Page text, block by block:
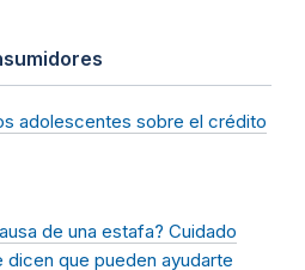
adolescentes sobre el crédito
de una estafa? Cuidado
que pueden ayudarte